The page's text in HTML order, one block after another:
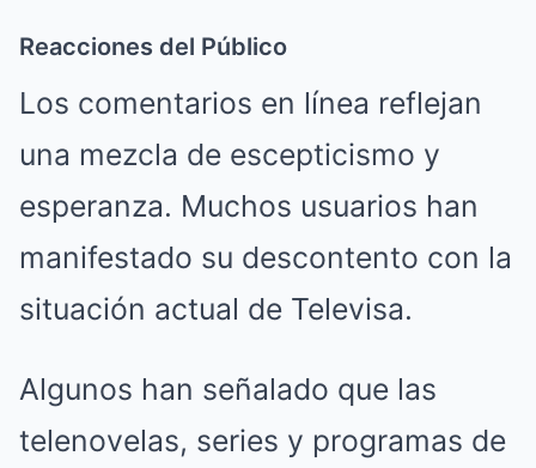
Reacciones del Público
Los comentarios en línea reflejan
una mezcla de escepticismo y
esperanza. Muchos usuarios han
manifestado su descontento con la
situación actual de Televisa.
Algunos han señalado que las
telenovelas, series y programas de